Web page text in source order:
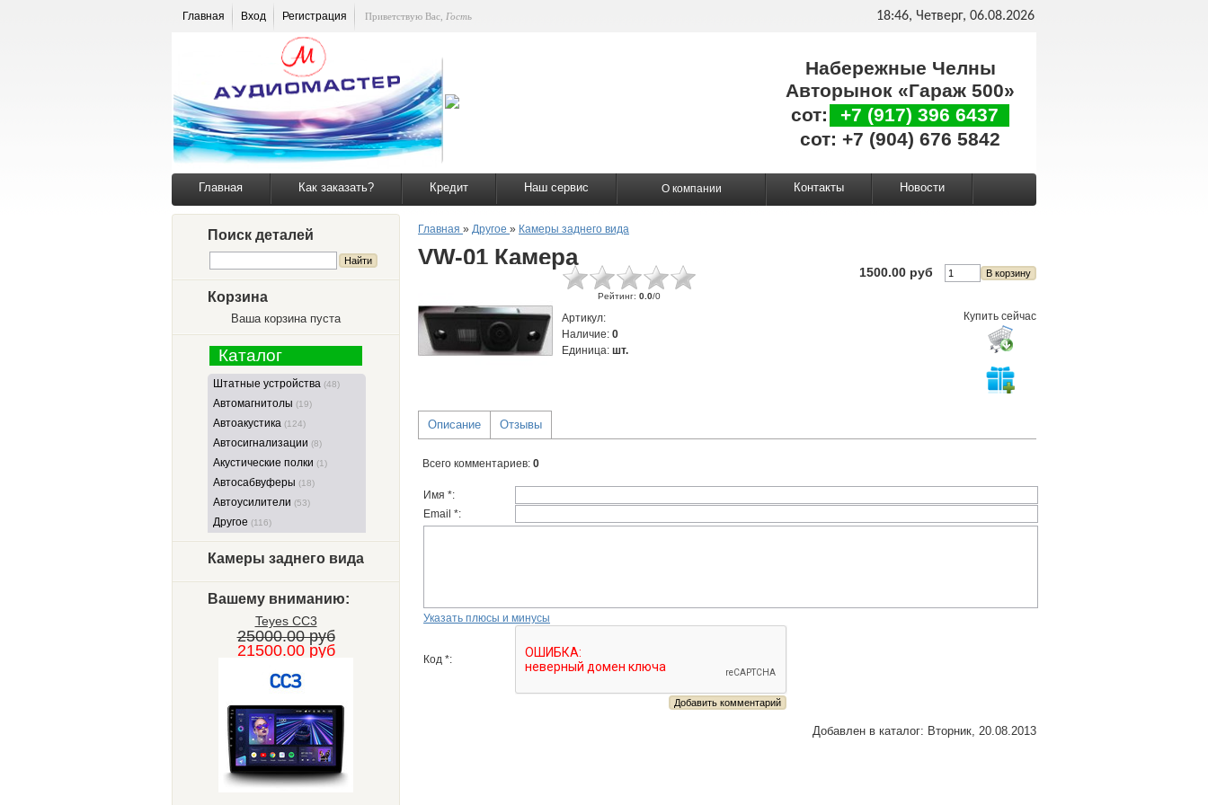
Главная Вход Регистрация Приветствую Вас Гость 18:46, Четверг, 06.08.2026
Набережные Челны
Авторынок «Гараж 500»
сот:
+7 (917) 396 6437
сот: +7 (904) 676 5842
Главная Как заказать? Кредит Наш сервис О компании Контакты Новости
Поиск деталей
Корзина
Ваша корзина пуста
Каталог
Штатные устройства (48)
Автомагнитолы (19)
Автоакустика (124)
Автосигнализации (8)
Акустические полки (1)
Автосабвуферы (18)
Автоусилители (53)
Другое (116)
Камеры заднего вида
Вашему вниманию:
Teyes CC3
25000.00 руб
21500.00 руб
Главная » Другое » Камеры заднего вида
VW-01 Камера
Рейтинг: 0.0/0
1500.00 руб
Артикул:
Наличие: 0
Единица: шт.
Купить сейчас
Описание Отзывы
Всего комментариев: 0
Имя *:
Email *:
Указать плюсы и минусы
Код *:
Добавлен в каталог: Вторник, 20.08.2013